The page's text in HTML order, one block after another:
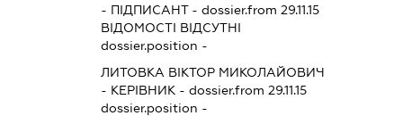
- ПІДПИСАНТ- dossier.from 29.11.15
ВІДОМОСТІ ВІДСУТНІ
dossier.position -
ЛИТОВКА ВІКТОР МИКОЛАЙОВИЧ
- КЕРІВНИК - dossier.from 29.11.15
dossier.position -